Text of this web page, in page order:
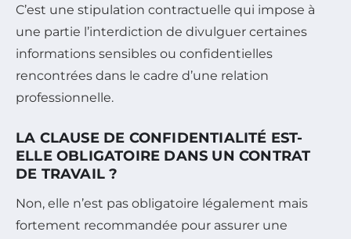
C’est une stipulation contractuelle qui impose à
une partie l’interdiction de divulguer certaines
informations sensibles ou confidentielles
rencontrées dans le cadre d’une relation
professionnelle.
LA CLAUSE DE CONFIDENTIALITÉ EST-
ELLE OBLIGATOIRE DANS UN CONTRAT
DE TRAVAIL ?
Non, elle n’est pas obligatoire légalement mais
fortement recommandée pour assurer une